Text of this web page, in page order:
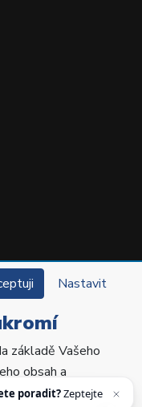
Všechna práva
Nastavit
základě Vašeho
obsah a
a produkty.
Zeptejte se našeho